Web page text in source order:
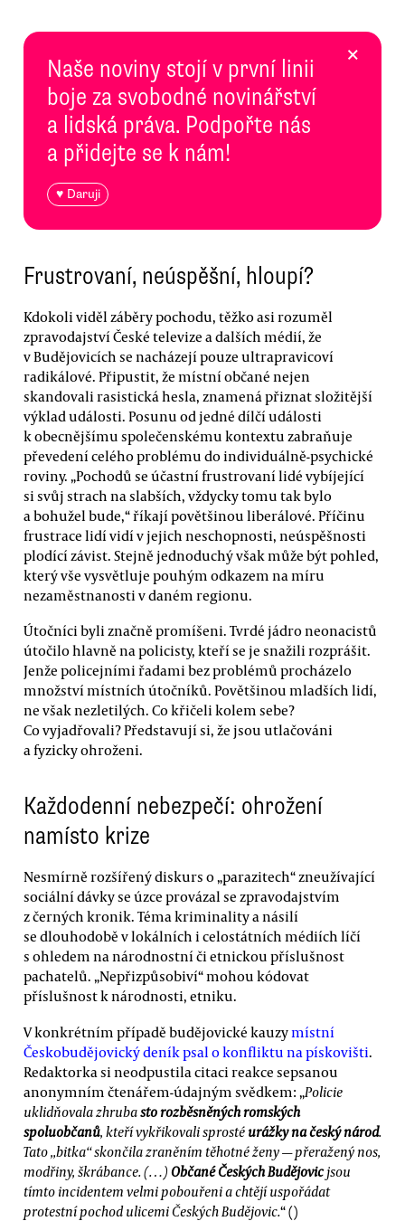
Naše noviny stojí v první linii
boje za svobodné novinářství
a lidská práva. Podpořte nás
a přidejte se k nám!
♥ Daruji
×
Frustrovaní, neúspěšní, hloupí?
Kdokoli viděl záběry pochodu, těžko asi rozuměl
zpravodajství České televize a dalších médií, že
v Budějovicích se nacházejí pouze ultrapravicoví
radikálové. Připustit, že místní občané nejen
skandovali rasistická hesla, znamená přiznat složitější
výklad události. Posunu od jedné dílčí události
k obecnějšímu společenskému kontextu zabraňuje
převedení celého problému do individuálně-psychické
roviny. „Pochodů se účastní frustrovaní lidé vybíjející
si svůj strach na slabších, vždycky tomu tak bylo
a bohužel bude,“ říkají povětšinou liberálové. Příčinu
frustrace lidí vidí v jejich neschopnosti, neúspěšnosti
plodící závist. Stejně jednoduchý však může být pohled,
který vše vysvětluje pouhým odkazem na míru
nezaměstnanosti v daném regionu.
Útočníci byli značně promíšeni. Tvrdé jádro neonacistů
útočilo hlavně na policisty, kteří se je snažili rozprášit.
Jenže policejními řadami bez problémů procházelo
množství místních útočníků. Povětšinou mladších lidí,
ne však nezletilých. Co křičeli kolem sebe?
Co vyjadřovali? Představují si, že jsou utlačováni
a fyzicky ohroženi.
Každodenní nebezpečí: ohrožení
namísto krize
Nesmírně rozšířený diskurs o „parazitech“ zneužívající
sociální dávky se úzce provázal se zpravodajstvím
z černých kronik. Téma kriminality a násilí
se dlouhodobě v lokálních i celostátních médiích líčí
s ohledem na národnostní či etnickou příslušnost
pachatelů. „Nepřizpůsobiví“ mohou kódovat
příslušnost k národnosti, etniku.
V konkrétním případě budějovické kauzymístní
Českobudějovický deník psal o konfliktu na pískovišti.
Redaktorka si neodpustila citaci reakce sepsanou
anonymním čtenářem-údajným svědkem: „Policie
uklidňovala zhrubasto rozběsněných romských
spoluobčanů, kteří vykřikovali sprostéurážky na český národ.
Tato „bitka“ skončila zraněním těhotné ženy — přeražený nos,
modřiny, škrábance. (…) Občané Českých Budějovicjsou
tímto incidentem velmi pobouřeni a chtějí uspořádat
protestní pochod ulicemi Českých Budějovic.“ ()